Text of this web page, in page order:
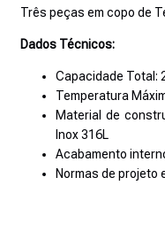
Três peças em copo de
Dados Técnicos:
Capacidade Total:
Temperatura
Material de
Inox 316L
Acabamento
Normas de projeto